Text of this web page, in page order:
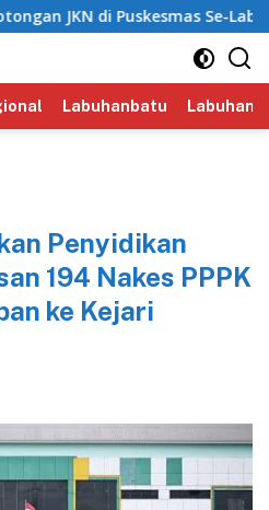
di Puskesmas Se-Labuhanbatu‎‎
Labuhanbatu
Penyidikan
194 Nakes PPPK
ke Kejari